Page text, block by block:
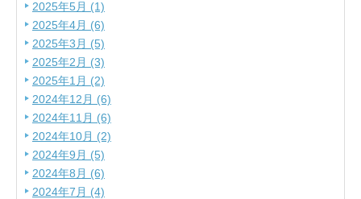
2025年5月 (1)
2025年4月 (6)
2025年3月 (5)
2025年2月 (3)
2025年1月 (2)
2024年12月 (6)
2024年11月 (6)
2024年10月 (2)
2024年9月 (5)
2024年8月 (6)
2024年7月 (4)